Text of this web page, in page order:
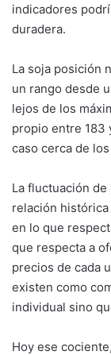
indicadores
duradera.
La soja posición
un rango desde
lejos de los
propio entre 183
caso cerca de
La fluctuación
relación
en lo que
que respecta a
precios de cada
existen como
individual sino
Hoy ese